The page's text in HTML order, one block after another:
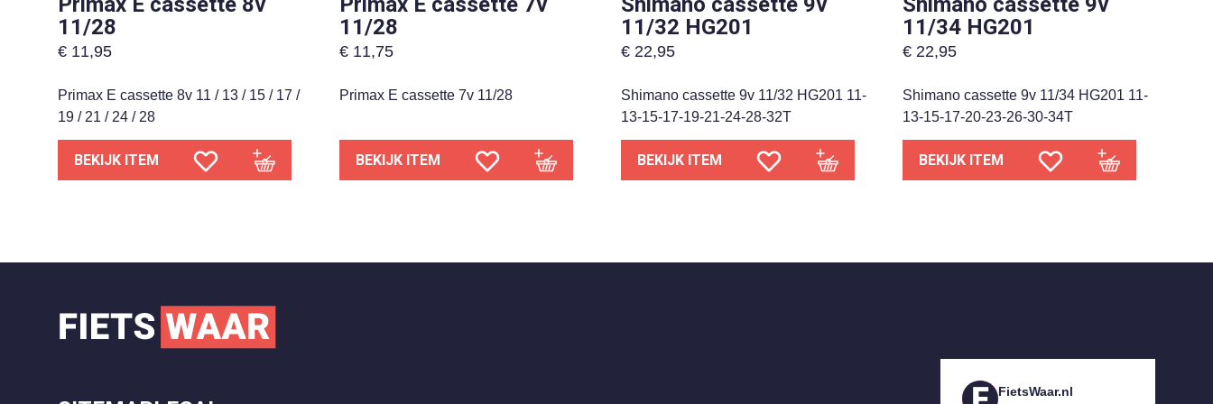
11/28
€ 11,95
Primax E cassette 8v 11 / 13 / 15 / 17 /
19 / 21 / 24 / 28
BEKIJK ITEM
11/28
€ 11,75
Primax E cassette 7v 11/28
BEKIJK ITEM
11/32 HG201
€ 22,95
Shimano cassette 9v 11/32 HG201 11-
13-15-17-19-21-24-28-32T
BEKIJK ITEM
11/34 HG201
€ 22,95
Shimano cassette 9v 11/34 HG201 11-
13-15-17-20-23-26-30-34T
BEKIJK ITEM
FietsWaar.nl